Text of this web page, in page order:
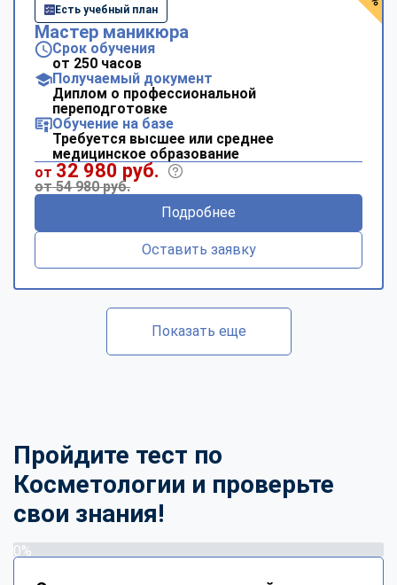
Есть учебный план
Мастер маникюра
Срок обучения
от 250 часов
Получаемый документ
Диплом о профессиональной
переподготовке
Обучение на базе
Требуется высшее или среднее
медицинское образование
от 32 980 руб.
от 54 980 руб.
Подробнее
Оставить заявку
Показать еще
Пройдите тест по
Косметологии и проверьте
свои знания!
0%